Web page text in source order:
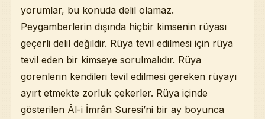
yorumlar, bu konuda delil olamaz.
Peygamberlerin dışında hiçbir kimsenin rüyası
geçerli delil değildir. Rüya tevil edilmesi için rüya
tevil eden bir kimseye sorulmalıdır. Rüya
görenlerin kendileri tevil edilmesi gereken rüyayı
ayırt etmekte zorluk çekerler. Rüya içinde
gösterilen Âl-i İmrân Suresi’ni bir ay boyunca